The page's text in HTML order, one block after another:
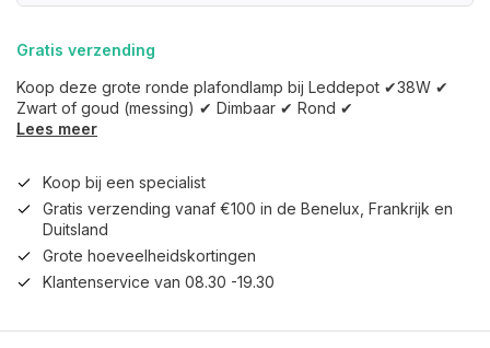
Gratis verzending
Koop deze grote ronde plafondlamp bij Leddepot ✔38W ✔
Zwart of goud (messing) ✔ Dimbaar ✔ Rond ✔
Lees meer
Koop bij een specialist
Gratis verzending vanaf €100 in de Benelux, Frankrijk en
Duitsland
Grote hoeveelheidskortingen
Klantenservice van 08.30 -19.30